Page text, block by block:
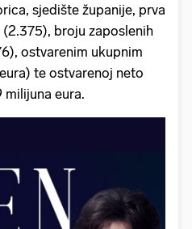
sjedište županije, prva
broju zaposlenih
ostvarenim ukupnim
te ostvarenoj neto
eura.